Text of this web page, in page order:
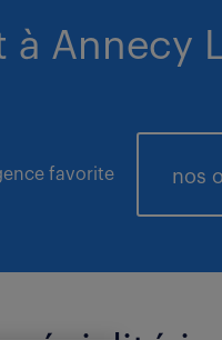
Annecy
nos
favorite